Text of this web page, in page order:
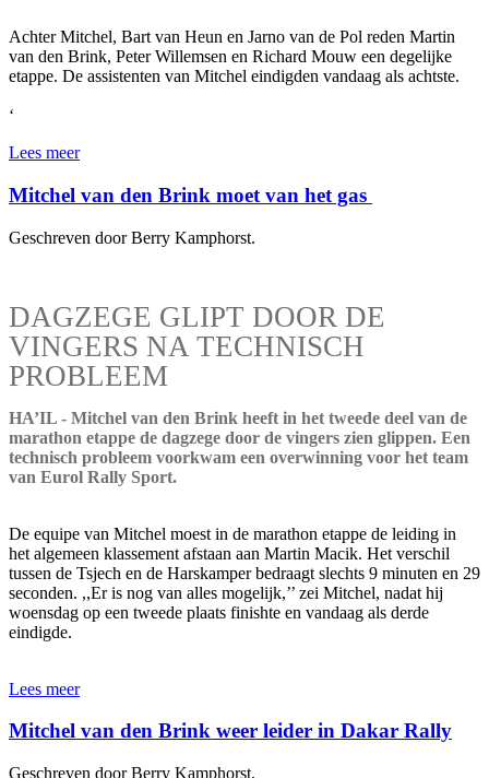
Achter Mitchel, Bart van Heun en Jarno van de Pol reden Martin
van den Brink, Peter Willemsen en Richard Mouw een degelijke
etappe. De assistenten van Mitchel eindigden vandaag als achtste.
‘
Lees meer
Mitchel van den Brink moet van het gas
Geschreven door Berry Kamphorst.
DAGZEGE GLIPT DOOR DE
VINGERS NA TECHNISCH
PROBLEEM
HA’IL - Mitchel van den Brink heeft in het tweede deel van de
marathon etappe de dagzege door de vingers zien glippen. Een
technisch probleem voorkwam een overwinning voor het team
van Eurol Rally Sport.
De equipe van Mitchel moest in de marathon etappe de leiding in
het algemeen klassement afstaan aan Martin Macik. Het verschil
tussen de Tsjech en de Harskamper bedraagt slechts 9 minuten en 29
seconden. ,,Er is nog van alles mogelijk,’’ zei Mitchel, nadat hij
woensdag op een tweede plaats finishte en vandaag als derde
eindigde.
Lees meer
Mitchel van den Brink weer leider in Dakar Rally
Geschreven door Berry Kamphorst.